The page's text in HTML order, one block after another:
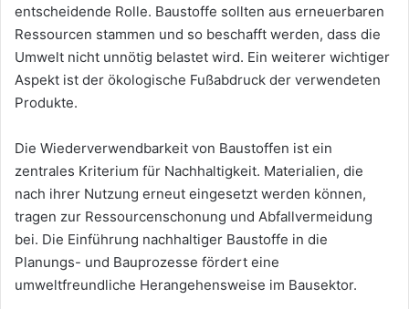
entscheidende Rolle. Baustoffe sollten aus erneuerbaren
Ressourcen stammen und so beschafft werden, dass die
Umwelt nicht unnötig belastet wird. Ein weiterer wichtiger
Aspekt ist der ökologische Fußabdruck der verwendeten
Produkte.
Die Wiederverwendbarkeit von Baustoffen ist ein
zentrales Kriterium für Nachhaltigkeit. Materialien, die
nach ihrer Nutzung erneut eingesetzt werden können,
tragen zur Ressourcenschonung und Abfallvermeidung
bei. Die Einführung nachhaltiger Baustoffe in die
Planungs- und Bauprozesse fördert eine
umweltfreundliche Herangehensweise im Bausektor.